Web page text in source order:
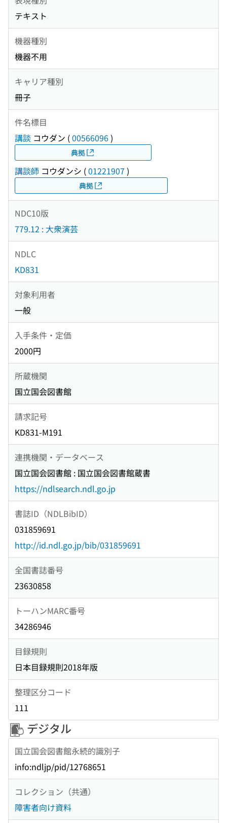
テキスト
機器種別
機器不用
キャリア種別
冊子
件名標目
講談 コウダン (00566096)
典拠
講談師 コウダンシ (01221907 )
典拠
NDC10版
779.12 : 大衆演芸
NDLC
KD831
対象利用者
一般
入手条件・定価
2000円
所蔵機関
国立国会図書館
請求記号
KD831-M191
連携機関・データベース
国立国会図書館 : 国立国会図書館蔵書
https://ndlsearch.ndl.go.jp
書誌ID（NDLBibID）
031859691
http://id.ndl.go.jp/bib/031859691
全国書誌番号
23630858
トーハンMARC番号
34286946
目録規則
日本目録規則2018年版
整理区分コード
111
デジタル
国立国会図書館永続的識別子
info:ndljp/pid/12768651
コレクション（共通）
障害者向け資料